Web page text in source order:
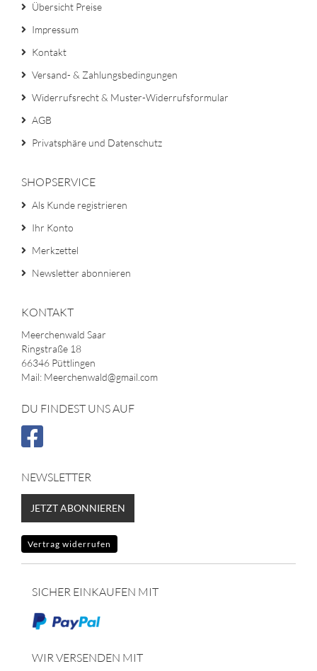
Übersicht Preise
Impressum
Kontakt
Versand- & Zahlungsbedingungen
Widerrufsrecht & Muster-Widerrufsformular
AGB
Privatsphäre und Datenschutz
SHOPSERVICE
Als Kunde registrieren
Ihr Konto
Merkzettel
Newsletter abonnieren
KONTAKT
Meerchenwald Saar
Ringstraße 18
66346 Püttlingen
Mail: Meerchenwald@gmail.com
DU FINDEST UNS AUF
NEWSLETTER
JETZT ABONNIEREN
Vertrag widerrufen
SICHER EINKAUFEN MIT
WIR VERSENDEN MIT